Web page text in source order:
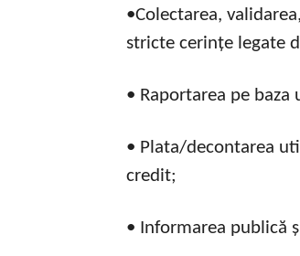
•Colectarea,
stricte cerințe legate
• Raportarea pe
• Plata/decontarea
credit;
• Informarea publică